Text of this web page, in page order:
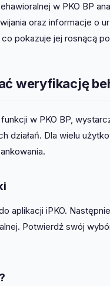
w PKO BP
oraz informacje o
co pokazuje jej rosnącą
weryfikację
w PKO BP,
działań. Dla wielu
aplikacji iPKO.
Potwierdź swój